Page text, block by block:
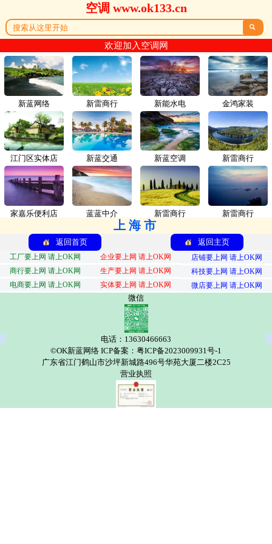
空调 www.ok133.cn

欢迎加入空调网
新蓝网络 新雷商行
江门区实体店 新蓝交通
家嘉乐便利店 蓝蓝中介
新能水电 金鸿家装
新蓝空调 新雷商行
新雷商行 新雷商行
上海市
返回首页 返回主页
工厂要上网 请上OK网 企业要上网 请上OK网
店铺要上网 请上OK网
商行要上网 请上OK网
生产要上网 请上OK网
科技要上网 请上OK网
电商要上网 请上OK网
实体要上网 请上OK网 微店要上网 请上OK网
微信
电话：13630466663
©OK新蓝网络 ICP备案：粤ICP备2023009931号-1
广东省江门鹤山市沙坪新城路496号华苑大厦二楼2C25
营业执照